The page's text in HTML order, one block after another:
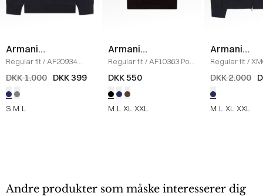
Armani
Exchange
Regular fit/ AF20934
Sweatshirt
NAVY
DKK 1.000 DKK 399
S M L
Armani
Exchange
Regular fit/ AF10363 Polo
T-shirt/ SORT
DKK 550
M L XL XXL
Armani
Exchange
Regular fit/
Jakke
NAVY
DKK 2.000
M L XL XXL
Andre produkter som måske interesserer dig